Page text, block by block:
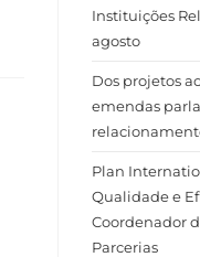
Instituições
agosto
Dos projetos
emendas
Plan
Qualidade e
Coordenador
Parcerias